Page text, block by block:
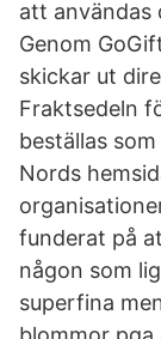
att användas
Genom
skickar ut
Fraktsedeln
beställas
Nords
funderat på
någon som
superfina